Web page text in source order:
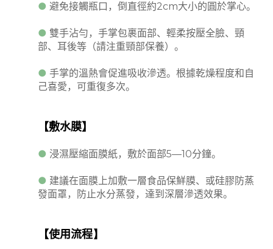
● 避免接觸瓶口，倒直徑約2cm大小的圓於掌心。
● 雙手沾勻，手掌包裹面部、輕柔按壓全臉、頸
部、耳後等（請注重頸部保養）。
● 手掌的溫熱會促進吸收滲透。根據乾燥程度和自
己喜愛，可重復多次。
【敷水膜】
● 浸濕壓縮面膜紙，敷於面部5—10分鐘。
● 建議在面膜上加敷一層食品保鮮膜、或硅膠防蒸
發面罩，防止水分蒸發，達到深層滲透效果。
【使用流程】